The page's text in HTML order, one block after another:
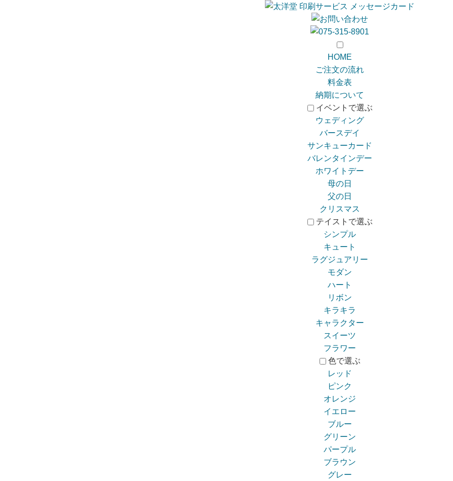
HOME
ご注文の流れ
料金表
納期について
イベントで選ぶ
ウェディング
バースデイ
サンキューカード
バレンタインデー
ホワイトデー
母の日
父の日
クリスマス
テイストで選ぶ
シンプル
キュート
ラグジュアリー
モダン
ハート
リボン
キラキラ
キャラクター
スイーツ
フラワー
色で選ぶ
レッド
ピンク
オレンジ
イエロー
ブルー
グリーン
パープル
ブラウン
グレー